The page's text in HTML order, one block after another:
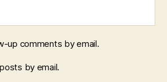
up comments by email.
by email.